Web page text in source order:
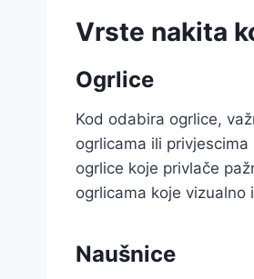
Vrste nakita
Ogrlice
Kod odabira ogrlice,
ogrlicama ili
ogrlice koje privlače
ogrlicama koje vizualno
Naušnice